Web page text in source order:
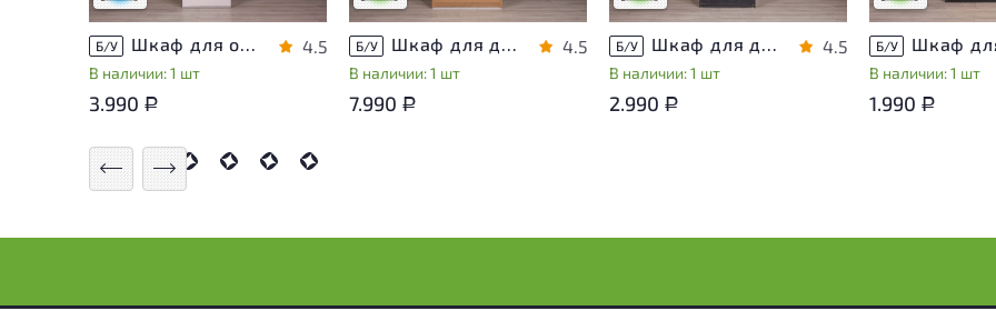
Б/У Шкаф для одежды ДСП Белый Россия
В наличии: 1 шт
4.5
3.990 Р
Б/У Шкаф для документов ДСП Клен Россия
В наличии: 1 шт
4.5
7.990 Р
Б/У Шкаф для документов ДСП Чёрный Россия
В наличии: 1 шт
4.5
2.990 Р
Б/У
В наличии: 1 шт
1.990 Р